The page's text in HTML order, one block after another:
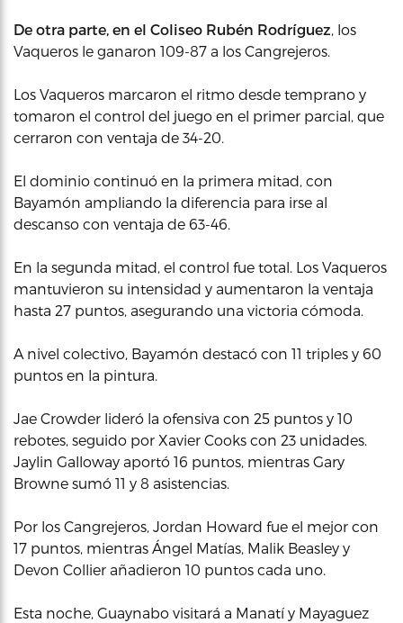
De otra parte, en el Coliseo Rubén Rodríguez, los
Vaqueros le ganaron 109-87 a los Cangrejeros.
Los Vaqueros marcaron el ritmo desde temprano y
tomaron el control del juego en el primer parcial, que
cerraron con ventaja de 34-20.
El dominio continuó en la primera mitad, con
Bayamón ampliando la diferencia para irse al
descanso con ventaja de 63-46.
En la segunda mitad, el control fue total. Los Vaqueros
mantuvieron su intensidad y aumentaron la ventaja
hasta 27 puntos, asegurando una victoria cómoda.
A nivel colectivo, Bayamón destacó con 11 triples y 60
puntos en la pintura.
Jae Crowder lideró la ofensiva con 25 puntos y 10
rebotes, seguido por Xavier Cooks con 23 unidades.
Jaylin Galloway aportó 16 puntos, mientras Gary
Browne sumó 11 y 8 asistencias.
Por los Cangrejeros, Jordan Howard fue el mejor con
17 puntos, mientras Ángel Matías, Malik Beasley y
Devon Collier añadieron 10 puntos cada uno.
Esta noche, Guaynabo visitará a Manatí y Mayaguez